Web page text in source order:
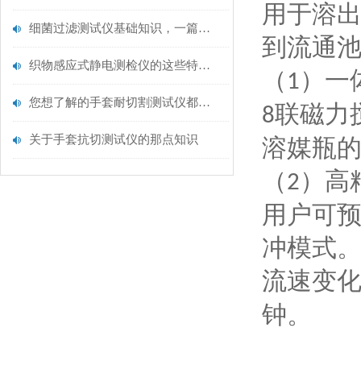
细菌过滤测试仪基础知识，一篇搞定
织物感应式静电测检仪的这些特点很少有人都知道
您想了解的手套耐切割测试仪都在这里了
关于手套抗切测试仪的那点知识
用于溶
到流通
（ 1）一
8联磁力
溶媒瓶
（2）高
用户可
冲模式。
流速变
钟。